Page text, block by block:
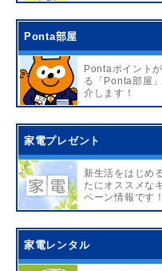
Ponta部屋
Pontaポイント
る「Ponta部屋
介します！
家電プレゼント
新生活をはじめ
たにオススメな
ペーン情報です！
家電レンタル